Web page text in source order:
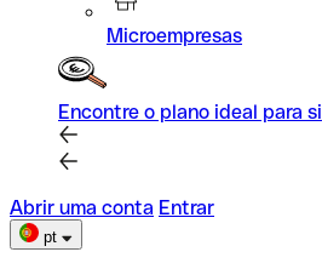
Microempresas
Encontre o plano ideal para si
Abrir uma conta Entrar
pt